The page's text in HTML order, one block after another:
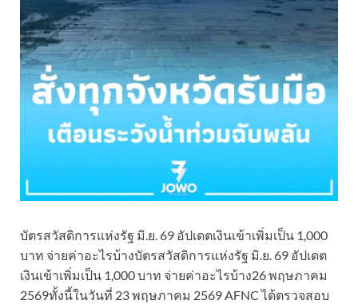
บัตรสวัสดิการแห่งรัฐ มิ.ย. 69 อัปเดตเงินเข้าเพิ่มเป็น 1,000
บาท จ่ายค่าอะไรบ้างบัตรสวัสดิการแห่งรัฐ มิ.ย. 69 อัปเดต
เงินเข้าเพิ่มเป็น 1,000 บาท จ่ายค่าอะไรบ้าง26 พฤษภาคม
2569ทั้งนี้ในวันที่ 23 พฤษภาคม 2569 AFNC ได้ตรวจสอบ